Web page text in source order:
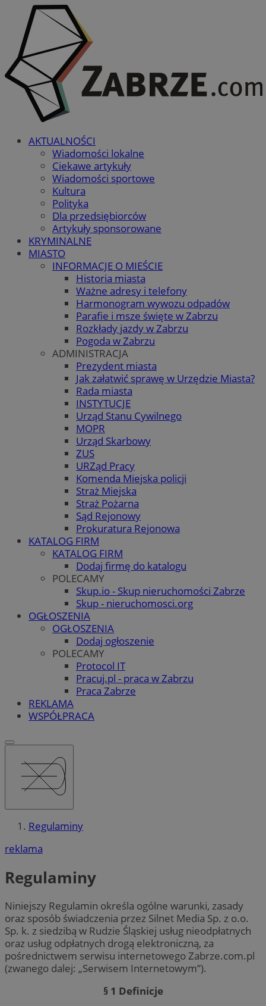
AKTUALNOŚCI
Wiadomości lokalne
Ciekawe artykuły
Wiadomości sportowe
Kultura
Polityka
Dla przedsiębiorców
Artykuły sponsorowane
KRYMINALNE
MIASTO
INFORMACJE O MIEŚCIE
Historia miasta
Ważne adresy i telefony
Harmonogram wywozu odpadów
Parafie i msze święte w Zabrzu
Rozkłady jazdy w Zabrzu
Pogoda w Zabrzu
ADMINISTRACJA
Prezydent miasta
Jak załatwić sprawę w Urzędzie Miasta?
Rada miasta
INSTYTUCJE
Urząd Stanu Cywilnego
MOPR
Urząd Skarbowy
ZUS
URZąd Pracy
Komenda Miejska policji
Straż Miejska
Straż Pożarna
Sąd Rejonowy
Prokuratura Rejonowa
KATALOG FIRM
KATALOG FIRM
Dodaj firmę do katalogu
POLECAMY
Skup.io - Skup nieruchomości Zabrze
Skup - nieruchomosci.org
OGŁOSZENIA
OGŁOSZENIA
Dodaj ogłoszenie
POLECAMY
Protocol IT
Pracuj.pl - praca w Zabrzu
Praca Zabrze
REKLAMA
WSPÓŁPRACA
Regulaminy
reklama
Regulaminy
Niniejszy Regulamin określa ogólne warunki, zasady
oraz sposób świadczenia przez Silnet Media Sp. z o.o.
Sp. k. z siedzibą w Rudzie Śląskiej usług nieodpłatnych
oraz usług odpłatnych drogą elektroniczną, za
pośrednictwem serwisu internetowego Zabrze.com.pl
(zwanego dalej: „Serwisem Internetowym”).
§ 1 Definicje